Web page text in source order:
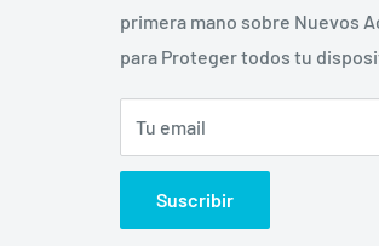
primera mano sobre Nuevos
para Proteger todos tu
Tu email
Suscribir